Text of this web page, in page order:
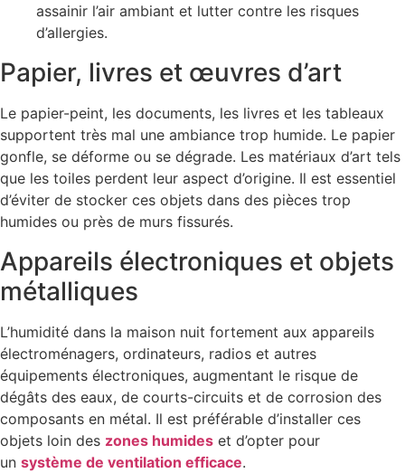
assainir l’air ambiant et lutter contre les risques
d’allergies.
Papier, livres et œuvres d’art
Le papier-peint, les documents, les livres et les tableaux
supportent très mal une ambiance trop humide. Le papier
gonfle, se déforme ou se dégrade. Les matériaux d’art tels
que les toiles perdent leur aspect d’origine. Il est essentiel
d’éviter de stocker ces objets dans des pièces trop
humides ou près de murs fissurés.
Appareils électroniques et objets
métalliques
L’humidité dans la maison nuit fortement aux appareils
électroménagers, ordinateurs, radios et autres
équipements électroniques, augmentant le risque de
dégâts des eaux, de courts-circuits et de corrosion des
composants en métal. Il est préférable d’installer ces
objets loin des zones humides et d’opter pour
un système de ventilation efficace.